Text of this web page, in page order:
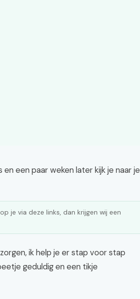
een paar weken later kijk je naar je
je via deze links, dan krijgen wij een
ik help je er stap voor stap
geduldig en een tikje